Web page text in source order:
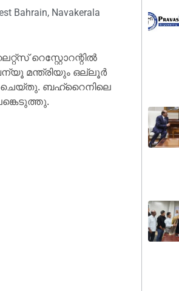
Bahrain, Navakerala
റെസ്റ്റോറന്റിൽ
മന്ത്രിയും ഒല്ലൂർ
ചെയ്തു. ബഹ്‌റൈനിലെ